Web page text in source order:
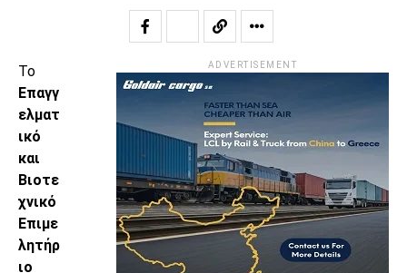
Το
Επαγγ
ελματ
ικό
και
Βιοτε
χνικό
Επιμε
λητήρ
ιο
ADVERTISEMENT